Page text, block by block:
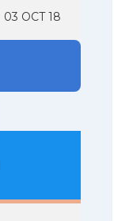
03 OCT 18